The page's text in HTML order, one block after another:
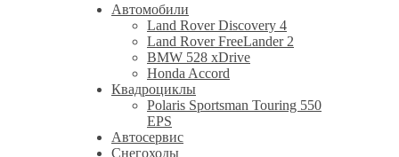
Автомобили
Land Rover Discovery 4
Land Rover FreeLander 2
BMW 528 xDrive
Honda Accord
Квадроциклы
Polaris Sportsman Touring 550
EPS
Автосервис
Снегоходы